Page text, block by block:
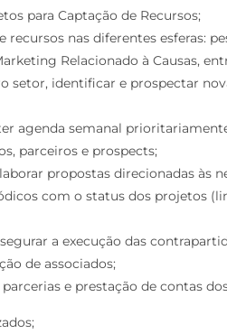
para Captação de Recursos;
recursos nas diferentes esferas:
Relacionado à Causas,
setor, identificar e prospectar
agenda semanal
parceiros e prospects;
propostas direcionadas às
com o status dos projetos
a execução das
de associados;
e prestação de contas